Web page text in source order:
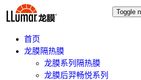
Toggle
首页
龙膜隔热膜
龙膜系列隔热膜
龙膜后羿畅悦系列